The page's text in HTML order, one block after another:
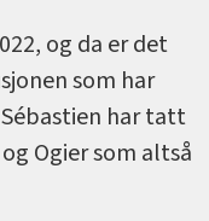
og da er det
som har
Sébastien har tatt
Ogier som altså